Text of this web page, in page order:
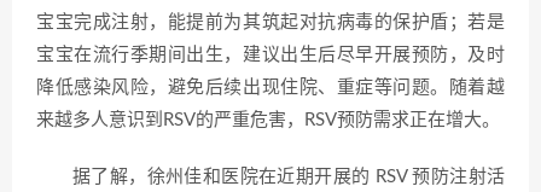
宝宝完成注射，能提前为其筑起对抗病毒的保护盾；若是
宝宝在流行季期间出生，建议出生后尽早开展预防，及时
降低感染风险，避免后续出现住院、重症等问题。随着越
来越多人意识到RSV的严重危害，RSV预防需求正在增大。
据了解，徐州佳和医院在近期开展的 RSV 预防注射活